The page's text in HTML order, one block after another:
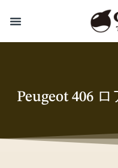
Peugeot 406